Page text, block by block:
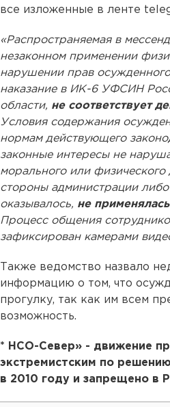
все изложенные в ленте
«Распространяемая в
незаконном применении
нарушении прав
наказание в ИК-6 УФСИН
области, не соответствует
Условия содержания
нормам действующего
законные интересы не
морального или физического
стороны администрации
оказывалось, не
Процесс общения
зафиксирован камерами
Также ведомство назвало
информацию о том, что
прогулку, так как им всем
возможность.
* НСО-Север» - движение
экстремистским по
в 2010 году и запрещено в